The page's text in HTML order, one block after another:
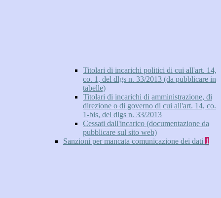
Titolari di incarichi politici di cui all'art. 14,
co. 1, del dlgs n. 33/2013 (da pubblicare in
tabelle)
Titolari di incarichi di amministrazione, di
direzione o di governo di cui all'art. 14, co.
1-bis, del dlgs n. 33/2013
Cessati dall'incarico (documentazione da
pubblicare sul sito web)
Sanzioni per mancata comunicazione dei dati 1